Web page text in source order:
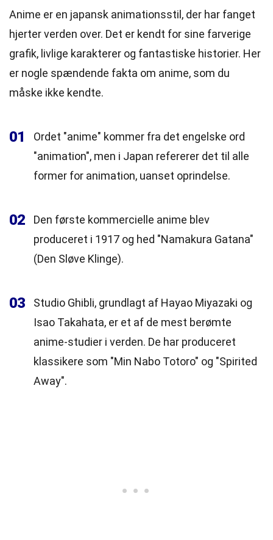
Anime er en japansk animationsstil, der har fanget
hjerter verden over. Det er kendt for sine farverige
grafik, livlige karakterer og fantastiske historier. Her
er nogle spændende fakta om anime, som du
måske ikke kendte.
01
Ordet "anime" kommer fra det engelske ord
"animation", men i Japan refererer det til alle
former for animation, uanset oprindelse.
02
Den første kommercielle anime blev
produceret i 1917 og hed "Namakura Gatana"
(Den Sløve Klinge).
03
Studio Ghibli, grundlagt af Hayao Miyazaki og
Isao Takahata, er et af de mest berømte
anime-studier i verden. De har produceret
klassikere som "Min Nabo Totoro" og "Spirited
Away".